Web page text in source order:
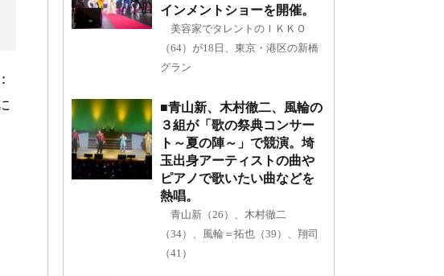
インメントショーを開催。
美容家でタレントのＩＫＫＯ
（64）が18日、東京・港区の新橋
グラン
■青山新、木村徹二、風輪の
３組が「歌の祭典コンサー
ト～夏の陣～」で競演。埼
玉出身アーティストの曲や
ピアノで歌いたい曲などを
熱唱。
青山新（26）、木村徹二
（34）、風輪＝拓也（39）、翔司
（41）